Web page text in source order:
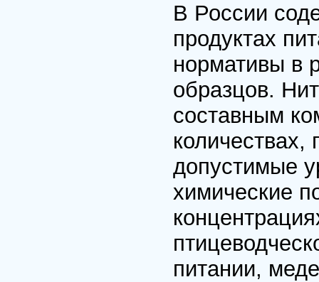
В России
продуктах
нормативы в
образцов.
составным
допустимые
химические
питании,